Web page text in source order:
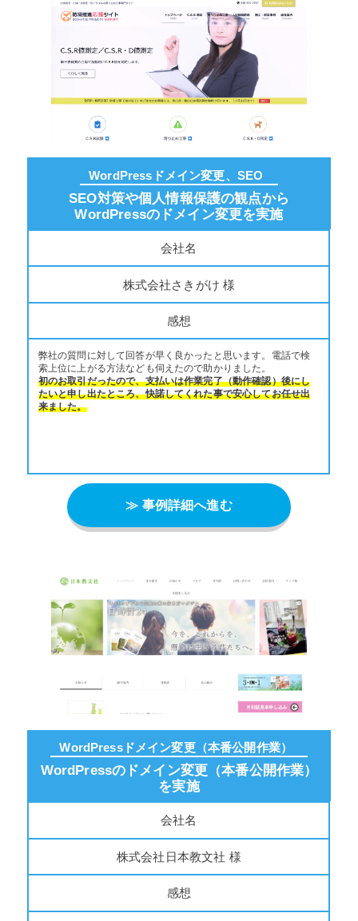
WordPressドメイン変更、SEO
SEO対策や個人情報保護の観点から
WordPressのドメイン変更を実施
会社名
株式会社さきがけ 様
感想
弊社の質問に対して回答が早く良かったと思います。電話で検
索上位に上がる方法なども伺えたので助かりました。
初のお取引だったので、支払いは作業完了（動作確認）後にし
たいと申し出たところ、快諾してくれた事で安心してお任せ出
来ました。
≫ 事例詳細へ進む
WordPressドメイン変更（本番公開作業）
WordPressのドメイン変更（本番公開作業）
を実施
会社名
株式会社日本教文社 様
感想